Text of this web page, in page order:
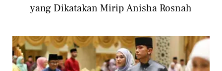
yang Dikatakan Mirip Anisha Rosnah